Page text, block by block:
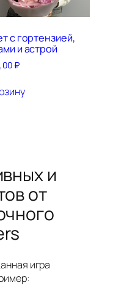
с гортензией,
и астрой
₽
и
от
игра